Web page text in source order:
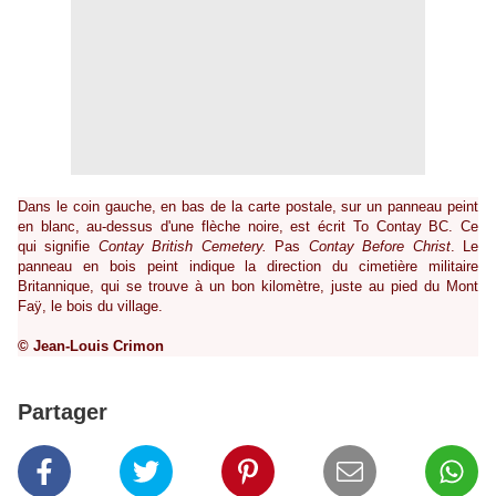
Dans le coin gauche, en bas de la carte postale, sur un panneau peint
en blanc, au-dessus d'une flèche noire, est écrit To Contay BC. Ce
qui signifie Contay British Cemetery. Pas Contay Before Christ. Le
panneau en bois peint indique la direction du cimetière militaire
Britannique, qui se trouve à un bon kilomètre, juste au pied du Mont
Faÿ, le bois du village.
© Jean-Louis Crimon
Partager